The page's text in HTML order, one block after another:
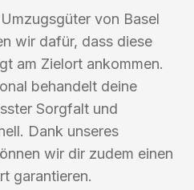
von Basel
wir dafür, dass diese
am Zielort ankommen.
behandelt deine
Sorgfalt und
Dank unseres
wir dir zudem einen
garantieren.